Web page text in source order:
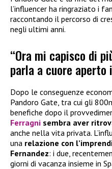
l’influencer ha ringraziato i
raccontando il percorso di
negli ultimi anni.
“Ora mi capisco di
parla a cuore aperto
Dopo le conseguenze
Pandoro Gate, tra cui gli
benefiche dopo il
Ferragni sembra aver
anche nella vita privata.
una relazione con
Fernandez: i due,
giorni di vacanza insieme in